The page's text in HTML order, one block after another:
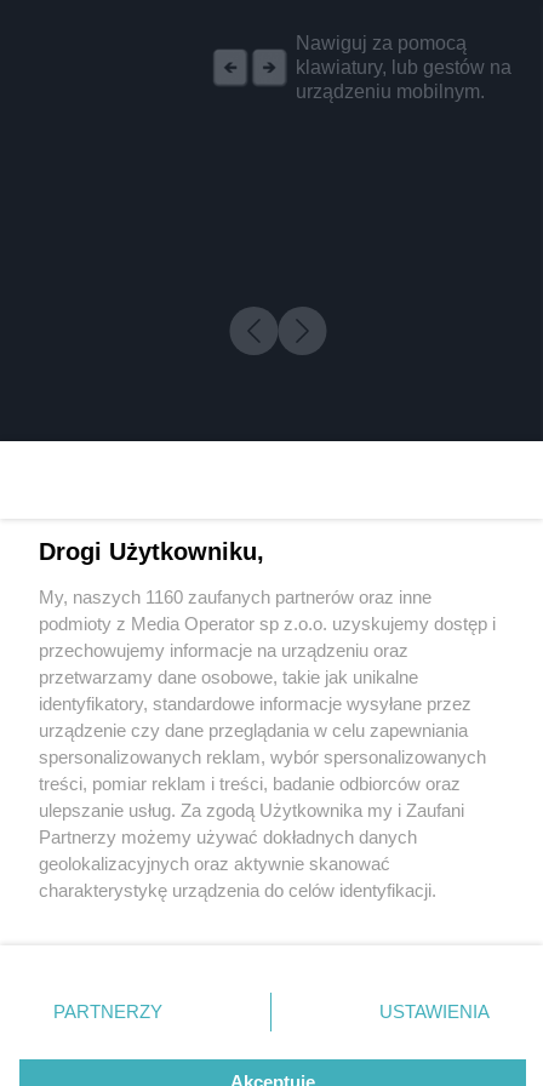
Nawiguj za pomocą
klawiatury, lub gestów na
urządzeniu mobilnym.
1 / 0
Wydawca mediów lokalnych
Nie zapomnij
zapoznać się z:
polityką prywatności regulamin korzystania z portali
Twojemiasto
Piekary Śląskie
Chorzów
Tarnowskie Góry
Gliwice
Skontakuj sięz nami
Kontakt
Wydawca
Redakcja
Drogi Użytkowniku,
My, naszych 1160 zaufanych partnerów oraz inne
podmioty z Media Operator sp z.o.o. uzyskujemy dostęp i
przechowujemy informacje na urządzeniu oraz
przetwarzamy dane osobowe, takie jak unikalne
identyfikatory, standardowe informacje wysyłane przez
urządzenie czy dane przeglądania w celu zapewniania
spersonalizowanych reklam, wybór spersonalizowanych
treści, pomiar reklam i treści, badanie odbiorców oraz
ulepszanie usług. Za zgodą Użytkownika my i Zaufani
Partnerzy możemy używać dokładnych danych
geolokalizacyjnych oraz aktywnie skanować
charakterystykę urządzenia do celów identyfikacji.
zmienić/wycofać klikając przycisk ustawień prywatności
znajdujący się w lewym dolnym rogu strony
rodzaje przetwarzania danych nie wymagają zgody
użytkownika, ale masz prawo sprzeciwić się takiemu
PARTNERZY USTAWIENIA
Akceptuję